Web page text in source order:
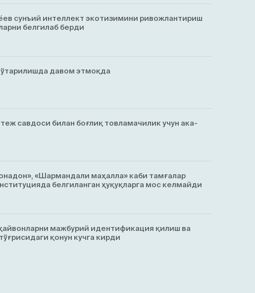
сунъий интеллект экотизимини ривожлантириш
белгилаб берди
давом этмоқда
савдоси билан боғлиқ товламачилик учун ака-
«Шармандали маҳалла» каби тамғалар
белгиланган ҳуқуқларга мос келмайди
мажбурий идентификация қилиш ва
қонун кучга кирди